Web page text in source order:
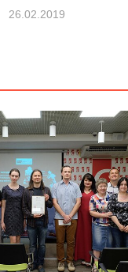
26.02.2019